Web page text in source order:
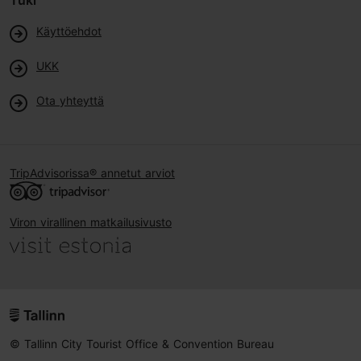
Käyttöehdot
UKK
Ota yhteyttä
TripAdvisorissa® annetut arviot
Viron virallinen matkailusivusto
© Tallinn City Tourist Office & Convention Bureau